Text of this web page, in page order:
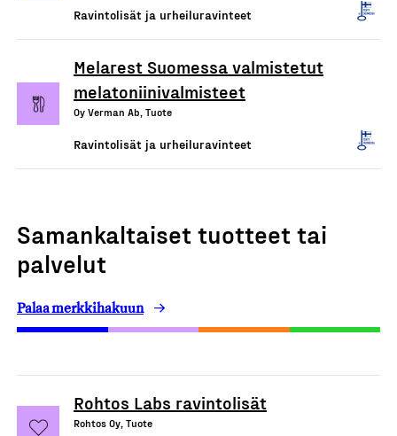
Ravintolisät ja urheiluravinteet
Melarest Suomessa valmistetut
melatoniinivalmisteet
Oy Verman Ab, Tuote
Ravintolisät ja urheiluravinteet
Samankaltaiset tuotteet tai
palvelut
Palaa merkkihakuun
Rohtos Labs ravintolisät
Rohtos Oy, Tuote